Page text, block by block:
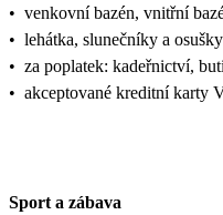
• venkovní bazén, vnitřní
• lehátka, slunečníky a
• za poplatek: kadeřnictví,
• akceptované kreditní karty
Sport a zábava